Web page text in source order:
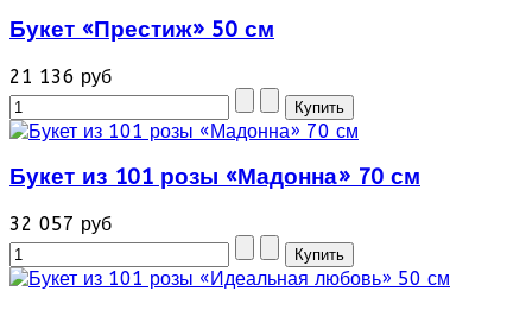
Букет «Престиж» 50 см
21 136 руб
Букет из 101 розы «Мадонна» 70 см
32 057 руб